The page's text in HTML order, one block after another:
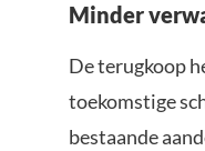
Minder
De terugkoop
toekomstige
bestaande